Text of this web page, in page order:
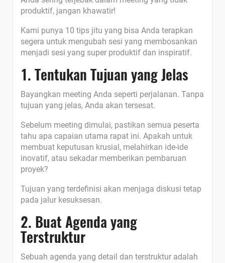
produktif, jangan khawatir!
Kami punya 10 tips jitu yang bisa Anda terapkan
segera untuk mengubah sesi yang membosankan
menjadi sesi yang super produktif dan inspiratif.
1. Tentukan Tujuan yang Jelas
Bayangkan meeting Anda seperti perjalanan. Tanpa
tujuan yang jelas, Anda akan tersesat.
Sebelum meeting dimulai, pastikan semua peserta
tahu apa capaian utama rapat ini. Apakah untuk
membuat keputusan krusial, melahirkan ide-ide
inovatif, atau sekadar memberikan pembaruan
proyek?
Tujuan yang terdefinisi akan menjaga diskusi tetap
pada jalur kesuksesan.
2. Buat Agenda yang
Terstruktur
Sebuah agenda yang detail dan terstruktur adalah